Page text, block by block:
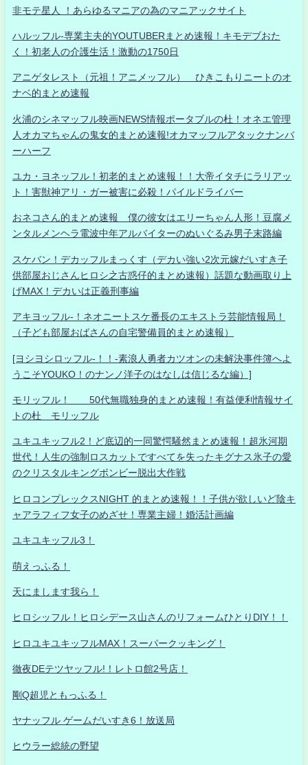
非モテ星人 ！あらゆるマニアの為のマニアックサイト
ハルッフル-専業主夫的YOUTUBERまとめ速報！キモデブおた
く！初老人の介護生活！激動の1750日
アニゲタレスト（元祖！アニメッフル） ひきこもりニートのオ
ナベ的まとめ速報
火浦のシネマッフル映画NEWS情報ポータブルの杜！オネエ管理
人オカマちゃんの鬼女的まとめ速報!オカマッフルアタックナンバ
ーハーフ
ユカ・ヨネッフル！初老的まとめ速報！！大帝イタチにラリアッ
ト！害獣神アリ・ガー被害に必殺！パイルドライバー
おネコさん的まとめ速報 僕の彼女はエリーちゃん人形！豆腐メ
ンタルメンヘラ電波中年アルバイターのぬいぐるみ男子末路編
スケバン！デカッフルまっくす（デカい強い2次元嫁だいすき子
供部屋おじさんヒロシ之古惑仔的まとめ速報）話題な動画取り上
げMAX！デカいは正義刑事編
アキヨッフル-！ネオニートスケ番長のエキストラ芸能情報局！
（子ども部屋おばさんの自宅警備員的まとめ速報）
[ヨシヨシロッフル-！！-素浪人勇者カツオンの未解決事件簿へよ
うこそYOUKO！のナンノ洋子のはなしは信じるな編）]
モリッフル！ 50代無職独身的まとめ速報！有益便利情報サイ
トの杜 モリッフル
ユキユキッフル2！ど底辺的一同驚愕騒然まとめ速報！超氷河期
世代！人生の強制ロスカットですべてを失ったキグナス氷子の愛
のクリスタルキングボンビー脱出大作戦
ヒロコンプレックスNIGHT 的まとめ速報！！子供が欲しいど陰キ
ャアラフィフ女子のめざせ！専業主婦！婚活計画編
ユキユキッフル3！
萌えっふる！
天にまします我ら！
ヒロシッフル！ヒロシデース山さんのリフォームひとりDIY！！
ヒロユキユキッフルMAX！スーパークッキング！
徹夜DEテツヤッフル!！レトロ館2号店！
剛Q超児ともっふる！
ヤナッフル ゲームだいすき6！放送局
ヒウラー総統の野望